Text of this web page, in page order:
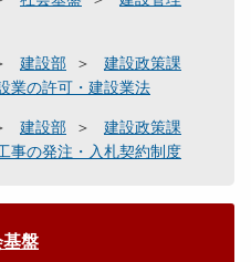
建設部
建設政策課
業の許可・建設業法
建設部
建設政策課
事の発注・入札契約制度
盤